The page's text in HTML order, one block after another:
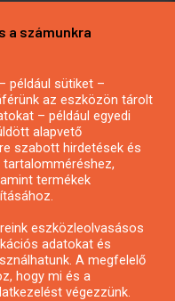
hírlevél
a számunkra
például sütiket –
az eszközön tárolt
– például egyedi
alapvető
szabott hirdetések és
termékek
eszközleolvasásos
adatokat és
A megfelelő
hogy mi és a
végezzünk.